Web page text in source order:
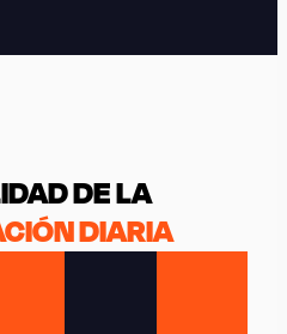
DE LA
DIARIA